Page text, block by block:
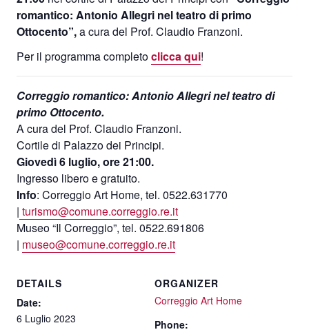
romantico: Antonio Allegri nel teatro di primo
Ottocento”,a cura del Prof. Claudio Franzoni.
Per il programma completoclicca qui!
Correggio romantico: Antonio Allegri nel teatro di
primo Ottocento.
A cura del Prof. Claudio Franzoni.
Cortile di Palazzo dei Principi.
Giovedì 6 luglio, ore 21:00.
Ingresso libero e gratuito.
Info: Correggio Art Home, tel. 0522.631770
| turismo@comune.correggio.re.it
Museo “Il Correggio”, tel. 0522.691806
| museo@comune.correggio.re.it
DETAILS
Date:
6 Luglio 2023
ORGANIZER
Correggio Art Home
Phone: